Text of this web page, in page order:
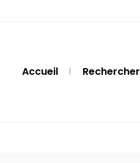
Accueil Rechercher